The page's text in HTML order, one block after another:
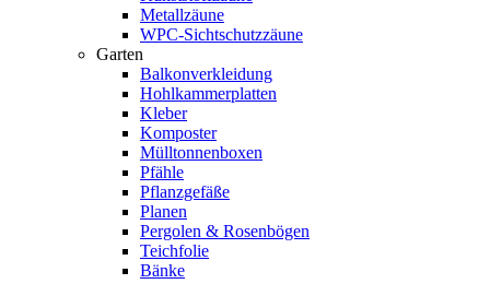
Metallzäune
WPC-Sichtschutzzäune
Garten
Balkonverkleidung
Hohlkammerplatten
Kleber
Komposter
Mülltonnenboxen
Pfähle
Pflanzgefäße
Planen
Pergolen & Rosenbögen
Teichfolie
Bänke